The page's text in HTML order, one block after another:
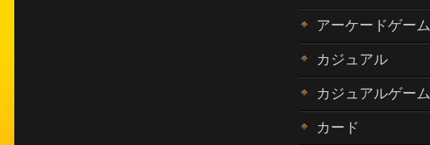
アーケードゲーム
カジュアル
カジュアルゲーム
カード